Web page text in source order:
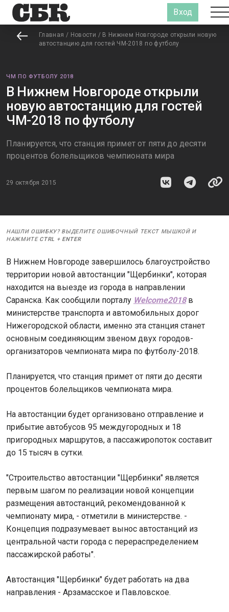
Вход
Главная / Новости / В Нижнем Новгороде открыли новую
автостанцию для гостей ЧМ-2018 по футболу
ЧМ ПО ФУТБОЛУ 2018
В Нижнем Новгороде открыли
новую автостанцию для гостей
ЧМ-2018 по футболу
Планируется, что станция примет от пяти до десяти
процентов болельщиков чемпионата мира
29 октября 2015
НАШЛИ ОШИБКУ? ВЫДЕЛИТЕ ОШИБОЧНЫЙ ТЕКСТ МЫШКОЙ И
НАЖМИТЕ CTRL + ENTER
В Нижнем Новгороде завершилось благоустройство
территории новой автостанции "Щербинки", которая
находится на выезде из города в направлении
Саранска. Как сообщили порталу Welcome2018в
министерстве транспорта и автомобильных дорог
Нижегородской области, именно эта станция станет
основным соединяющим звеном двух городов-
организаторов чемпионата мира по футболу-2018.
Планируется, что станция примет от пяти до десяти
процентов болельщиков чемпионата мира.
На автостанции будет организовано отправление и
прибытие автобусов 95 междугородных и 18
пригородных маршрутов, а пассажиропоток составит
до 15 тысяч в сутки.
"Строительство автостанции "Щербинки" является
первым шагом по реализации новой концепции
размещения автостанций, рекомендованной к
чемпионату мира, - отметили в министерстве. -
Концепция подразумевает вынос автостанций из
центральной части города с перераспределением
пассажирской работы".
Автостанция "Щербинки" будет работать на два
направления - Арзамасское и Павловское.